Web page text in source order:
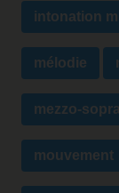
intonation
mélodie
mezzo-
mouvement